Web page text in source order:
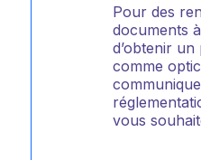
Pour des
documents
d’obtenir un
comme
vous